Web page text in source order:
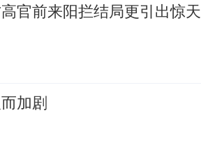
官前来阳拦结局更引出惊天
加剧